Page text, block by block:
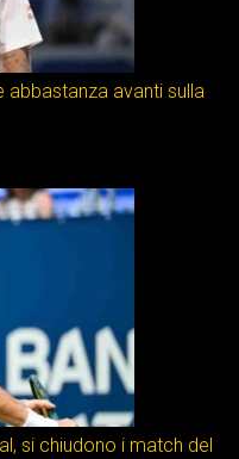
abbastanza avanti sulla
si chiudono i match del